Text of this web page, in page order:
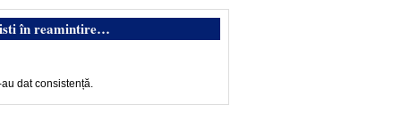
în reamintire…
dat consistență.